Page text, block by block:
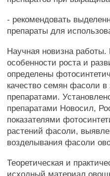
- рекомендовать
препараты для
Научная новизна
особенности роста и
определены
качество семян фасоли
препаратами.
препаратами Новосил,
показателями
растений фасоли,
возделывания фасоли
Теоретическая и
исходный материал